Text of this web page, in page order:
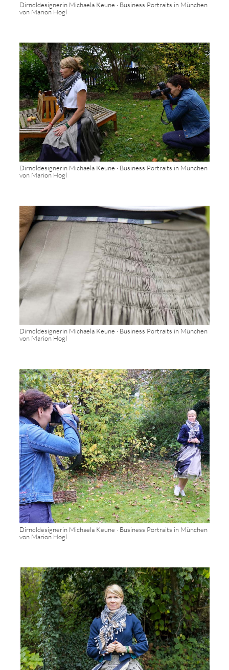
Dirndldesignerin Michaela Keune · Business Portraits in München
von Marion Hogl
Dirndldesignerin Michaela Keune · Business Portraits in München
von Marion Hogl
Dirndldesignerin Michaela Keune · Business Portraits in München
von Marion Hogl
Dirndldesignerin Michaela Keune · Business Portraits in München
von Marion Hogl